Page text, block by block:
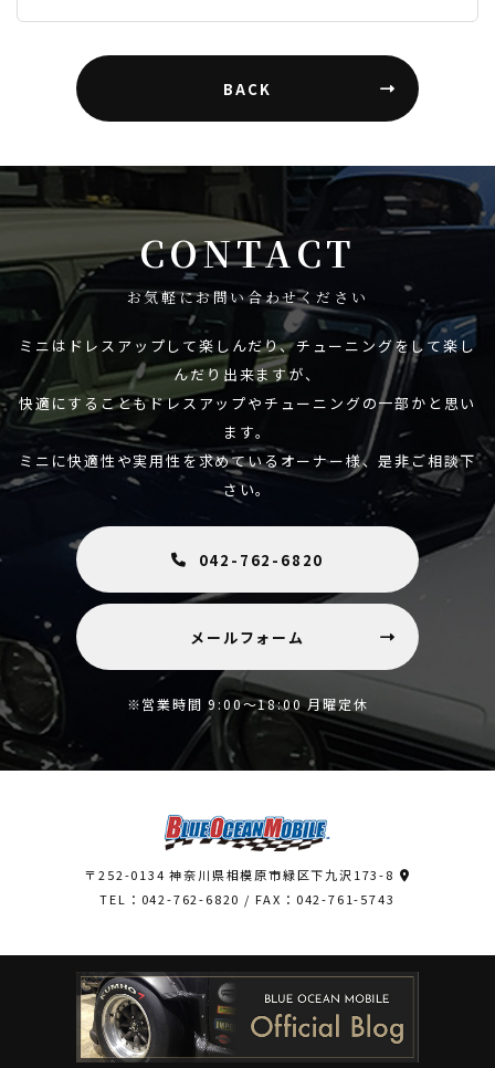
BACK
CONTACT
お気軽にお問い合わせください
ミニはドレスアップして楽しんだり、チューニングをして楽し
んだり出来ますが、
快適にすることもドレスアップやチューニングの一部かと思い
ます。
ミニに快適性や実用性を求めているオーナー様、是非ご相談下
さい。
042-762-6820
メールフォーム
※営業時間 9:00～18:00 月曜定休
〒252-0134 神奈川県相模原市緑区下九沢173-8
TEL：042-762-6820 / FAX：042-761-5743